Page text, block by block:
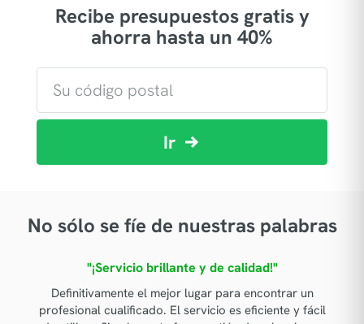
Recibe presupuestos gratis y
ahorra hasta un 40%
Ir
No sólo se fíe de nuestras palabras
"¡Servicio brillante y de calidad!"
Definitivamente el mejor lugar para encontrar un
profesional cualificado. El servicio es eficiente y fácil